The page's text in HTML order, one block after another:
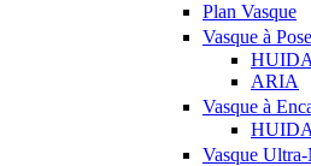
Plan Vasque
Vasque à
HUIDA
ARIA
Vasque à
HUIDA
Vasque